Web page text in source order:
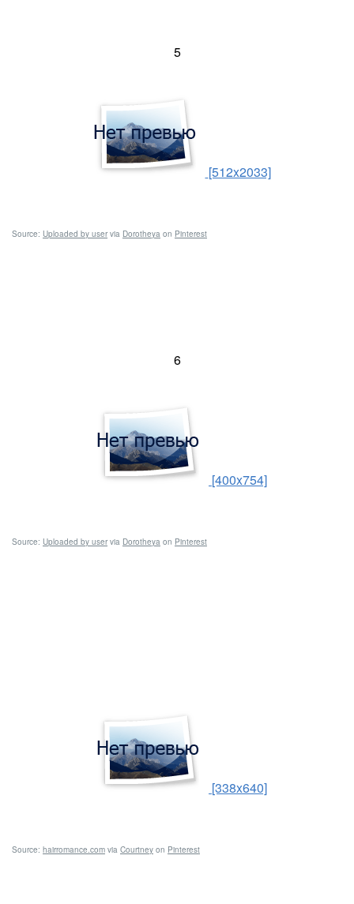
5
[512x2033]
Source: Uploaded by uservia Dorotheya on Pinterest
6
[400x754]
Source: Uploaded by uservia Dorotheya on Pinterest
[338x640]
Source: hairromance.com via Courtney on Pinterest